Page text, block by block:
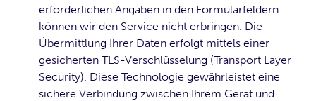
erforderlichen Angaben in den Formularfeldern
können wir den Service nicht erbringen. Die
Übermittlung Ihrer Daten erfolgt mittels einer
gesicherten TLS-Verschlüsselung (Transport Layer
Security). Diese Technologie gewährleistet eine
sichere Verbindung zwischen Ihrem Gerät und